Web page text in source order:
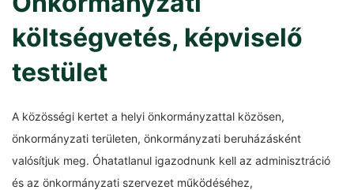
költségvetés, képviselő
testület
A közösségi kertet a helyi önkormányzattal közösen,
önkormányzati területen, önkormányzati beruházásként
valósítjuk meg. Óhatatlanul igazodnunk kell az adminisztráció
és az önkormányzati szervezet működéséhez,